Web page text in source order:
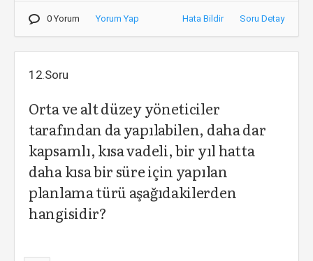
0 Yorum Yorum Yap Hata Bildir Soru Detay
12.Soru
Orta ve alt düzey yöneticiler
tarafından da yapılabilen, daha dar
kapsamlı, kısa vadeli, bir yıl hatta
daha kısa bir süre için yapılan
planlama türü aşağıdakilerden
hangisidir?